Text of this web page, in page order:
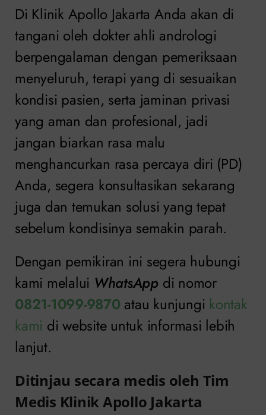
Di Klinik Apollo Jakarta Anda akan di
tangani oleh dokter ahli andrologi
berpengalaman dengan pemeriksaan
menyeluruh, terapi yang di sesuaikan
kondisi pasien, serta jaminan privasi
yang aman dan profesional, jadi
jangan biarkan rasa malu
menghancurkan rasa percaya diri (PD)
Anda, segera konsultasikan sekarang
juga dan temukan solusi yang tepat
sebelum kondisinya semakin parah.
Dengan pemikiran ini segera hubungi
kami melalui WhatsApp di nomor
0821-1099-9870 atau kunjungi kontak
kami di website untuk informasi lebih
lanjut.
Ditinjau secara medis oleh Tim
Medis Klinik Apollo Jakarta